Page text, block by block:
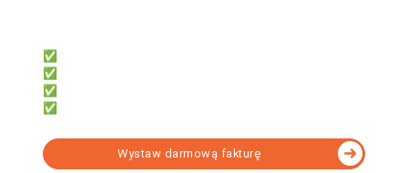
✅ Samodzielnie księgować
✅ Oszczędzić czas i pieniądze
✅ Mieć dostęp z telefonu i komputera
✅ Fakturować za darmo z KSeF
Wystaw darmową fakturę